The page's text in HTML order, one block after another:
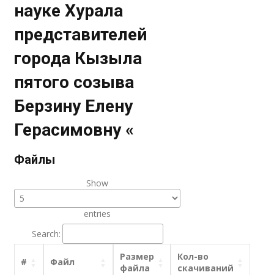
науке Хурала
представителей
города Кызыла
пятого созыва
Берзину Елену
Герасимовну «
Файлы
Show
entries
Search:
# Файл
Размер
файла
Кол-во
скачиваний